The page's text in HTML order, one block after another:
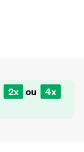
2x ou 4x